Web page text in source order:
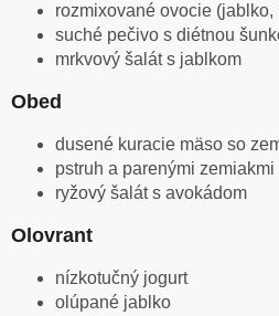
rozmixované ovocie (jablko,
suché pečivo s diétnou
mrkvový šalát s jablkom
Obed
dusené kuracie mäso so
pstruh a parenými zemiakmi
ryžový šalát s avokádom
Olovrant
nízkotučný jogurt
olúpané jablko